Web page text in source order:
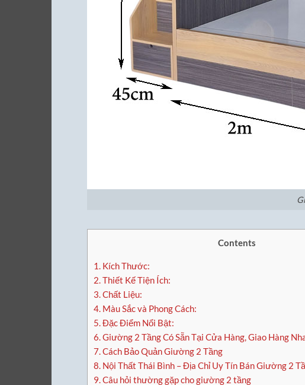
Contents
1. Kích Thước:
2.Thiết Kế Tiện Ích:
3.Chất Liệu:
4. Màu Sắc và Phong Cách:
5.Đặc Điểm Nổi Bật:
6.Giường 2 Tầng Có Sẵn Tại Cửa Hàng, Giao Hàng
7.Cách Bảo Quản Giường 2 Tầng
8. Nội Thất Thái Bình – Địa Chỉ Uy Tín Bán Giường 2
9.Câu hỏi thường gặp cho giường 2 tầng